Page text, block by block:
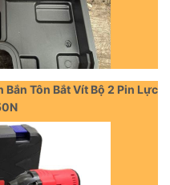
Tôn Bắt Vít Bộ 2 Pin Lực